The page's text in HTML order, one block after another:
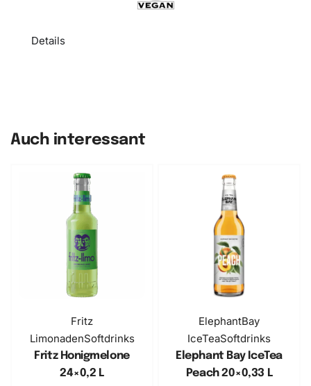
Details
Auch interessant
Fritz
LimonadenSoftdrinks
Fritz Honigmelone
24×0,2 L
ElephantBay
IceTeaSoftdrinks
Elephant Bay IceTea
Peach ​20×0,33 L